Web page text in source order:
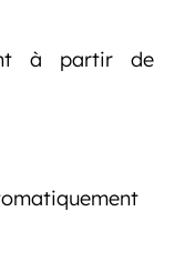
à partir de